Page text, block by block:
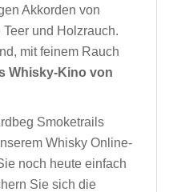
Akkorden von
und Holzrauch.
mit feinem Rauch
Whisky-Kino von
Smoketrails
Whisky Online-
noch heute einfach
Sie sich die